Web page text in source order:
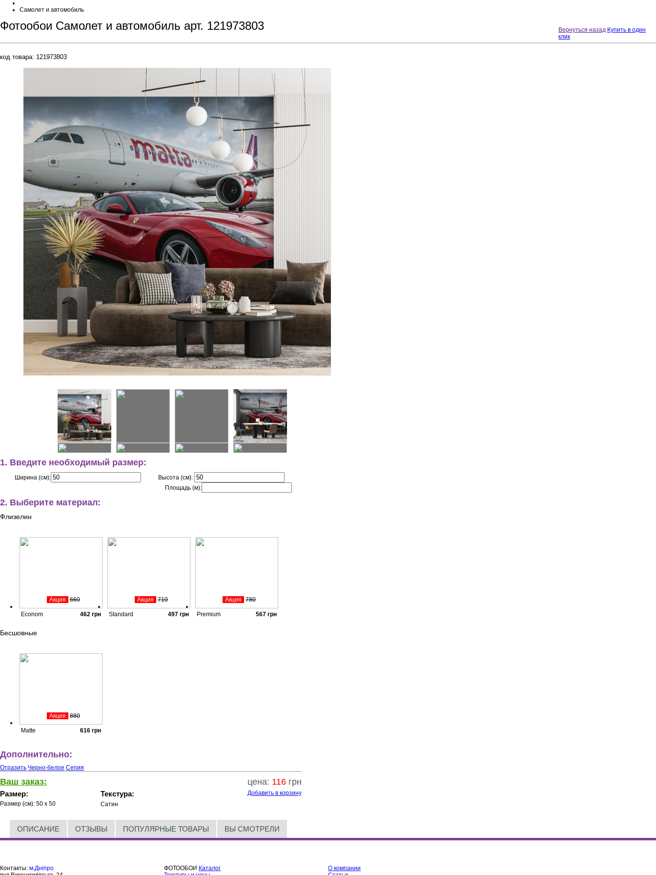
Самолет и автомобиль
Вернуться назад Купить в один
клик
Фотообои Самолет и автомобиль арт. 121973803
код товара: 121973803
1. Введите необходимый размер:
Ширина (см):
Высота (см):
Площадь (м):
2. Выберите материал:
Флизелин
Акция 660
Econom 462 грн
Акция 710
Standard 497 грн
Акция 780
Premium 567 грн
Бесшовные
Акция 880
Matte 616 грн
Дополнительно:
Отразить Черно-белое Сепия
Ваш заказ: цена: 116 грн
Размер:
Размер (см): 50 x 50
Текстура:
Сатин
Добавить в корзину
ОПИСАНИЕ ОТЗЫВЫ ПОПУЛЯРНЫЕ ТОВАРЫ ВЫ СМОТРЕЛИ
Контакты: м.Дніпро
ФОТООБОИ Каталог
О компании